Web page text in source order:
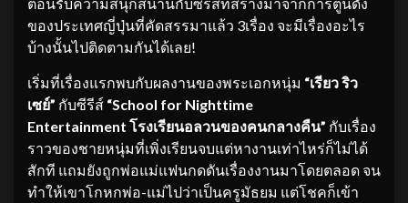
ของประเทศญี่ปุ่นที่คัดสรรมาแล้ว 3เรื่อง จะมีเรื่องอะไร
บ้างนั้นไปติดตามกันได้เลย!
เริ่มที่เรื่องแรกพบกับผลงานของพระเอกหนุ่ม “เรียว ริว
เซย์” กับซีรีส์ “School for Nighttime
Entertainment โรงเรียนอลวนของคนกลางคืน” กับเรื่อง
ราวของชายหนุ่มที่เพิ่งเรียนจบแต่หางานเท่าไหร่ก็ไม่ได้
สักที แถมยังถูกพ่อแม่แฟนกดดันเรื่องงานมาโดยตลอด จน
ทำให้เขาโกหกพ่อ-แม่ไปว่าเป็นครูมัธยม แต่โชคก็เข้า